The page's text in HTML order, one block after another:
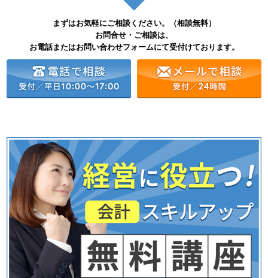
まずはお気軽にご相談ください。（相談無料）
お問合せ・ご相談は、
お電話またはお問い合わせフォームにて受付けております。